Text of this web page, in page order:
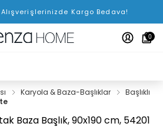
Kargo Bedava!
0
Karyola & Baza-Başlıklar
Başlıklı